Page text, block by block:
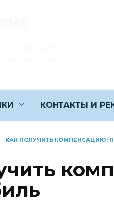
КОНТАКТЫ И
КАК ПОЛУЧИТЬ КОМПЕНСАЦИЮ: